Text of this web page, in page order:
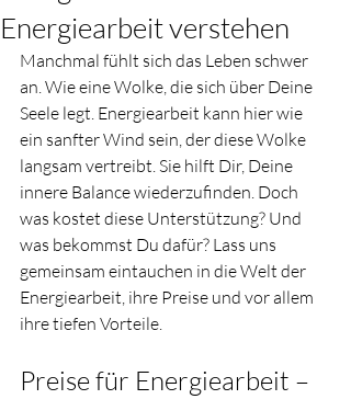
Energiearbeit verstehen
Manchmal fühlt sich das Leben schwer
an. Wie eine Wolke, die sich über Deine
Seele legt. Energiearbeit kann hier wie
ein sanfter Wind sein, der diese Wolke
langsam vertreibt. Sie hilft Dir, Deine
innere Balance wiederzufinden. Doch
was kostet diese Unterstützung? Und
was bekommst Du dafür? Lass uns
gemeinsam eintauchen in die Welt der
Energiearbeit, ihre Preise und vor allem
ihre tiefen Vorteile.
Preise für Energiearbeit –